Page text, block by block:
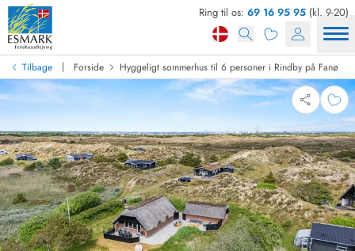
Ring til os: 69 16 95 95 (kl. 9-20)
Tilbage | Forside Hyggeligt sommerhus til 6 personer i Rindby på Fanø